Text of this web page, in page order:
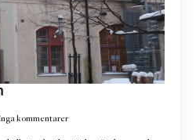
kommentarer